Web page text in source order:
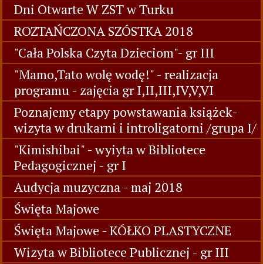
Dni Otwarte W ZST w Turku
ROZTAŃCZONA SZÓSTKA 2018
"Cała Polska Czyta Dzieciom"- gr III
"Mamo,Tato wolę wodę!" - realizacja
programu - zajęcia gr I,II,III,IV,V,VI
Poznajemy etapy powstawania książek-
wizyta w drukarni i introligatorni /grupa I/
"Kimishibai" - wyiyta w Bibliotece
Pedagogicznej - gr I
Audycja muzyczna - maj 2018
Święta Majowe
Święta Majowe - KÓŁKO PLASTYCZNE
Wizyta w Bibliotece Publicznej - gr III